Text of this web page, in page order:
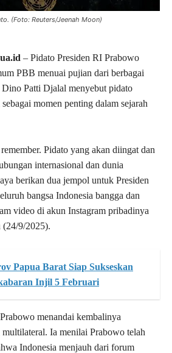
(Foto: Reuters/Jeenah Moon)
– Pidato Presiden RI Prabowo
PBB menuai pujian dari berbagai
Patti Djalal menyebut pidato
momen penting dalam sejarah
Pidato yang akan diingat dan
internasional dan dunia
berikan dua jempol untuk Presiden
bangsa Indonesia bangga dan
video di akun Instagram pribadinya
(24/9/2025).
Papua Barat Siap Sukseskan
Injil 5 Februari
menandai kembalinya
Ia menilai Prabowo telah
Indonesia menjauh dari forum